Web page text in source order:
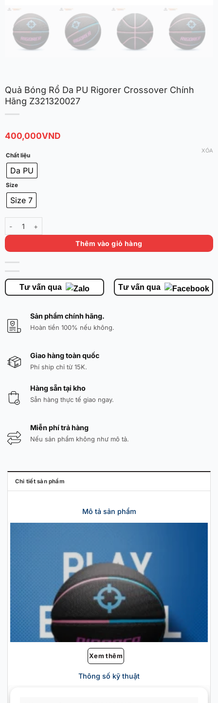
Quả Bóng Rổ Da PU Rigorer Crossover Chính
Hãng Z321320027
400,000VND
Chất liệu
Da PU
Size
Size 7
XÓA
Quả Bóng Rổ Da PU Rigorer Crossover Chính Hãng Z321320027 số
Thêm vào giỏ hàng
Tư vấn qua Tư vấn qua
Sản phẩm chính hãng.
Hoàn tiền 100% nếu không.
Giao hàng toàn quốc
Phí ship chỉ từ 15K.
Hàng sẵn tại kho
Sẵn hàng thực tế giao ngay.
Miễn phí trả hàng
Nếu sản phẩm không như mô tả.
Chi tiết sản phẩm
Mô tả sản phẩm
Xem thêm
Thông số kỹ thuật